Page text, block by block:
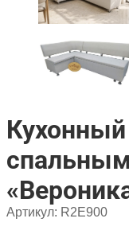
Кухонный
Артикул: R2E900